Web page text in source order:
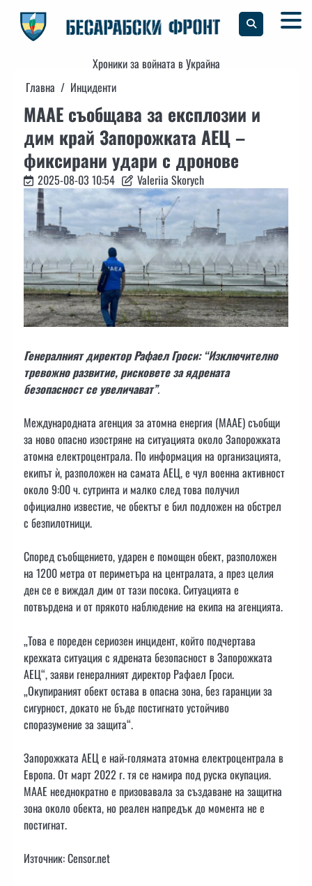
content
Хроники за войната в Украйна
Главна
Инциденти
МААЕ съобщава за експлозии и
дим край Запорожката АЕЦ –
фиксирани удари с дронове
2025-08-03 10:54 Valeriia Skorych
Генералният директор Рафаел Гроси: “Изключително
тревожно развитие, рисковете за ядрената
безопасност се увеличават”.
Международната агенция за атомна енергия (МААЕ) съобщи
за ново опасно изостряне на ситуацията около Запорожката
атомна електроцентрала. По информация на организацията,
екипът ѝ, разположен на самата АЕЦ, е чул военна активност
около 9:00 ч. сутринта и малко след това получил
официално известие, че обектът е бил подложен на обстрел
с безпилотници.
Според съобщението, ударен е помощен обект, разположен
на 1200 метра от периметъра на централата, а през целия
ден се е виждал дим от тази посока. Ситуацията е
потвърдена и от прякото наблюдение на екипа на агенцията.
„Това е пореден сериозен инцидент, който подчертава
крехката ситуация с ядрената безопасност в Запорожката
АЕЦ“, заяви генералният директор Рафаел Гроси.
„Окупираният обект остава в опасна зона, без гаранции за
сигурност, докато не бъде постигнато устойчиво
споразумение за защита“.
Запорожката АЕЦ е най-голямата атомна електроцентрала в
Европа. От март 2022 г. тя се намира под руска окупация.
МААЕ нееднократно е призовавала за създаване на защитна
зона около обекта, но реален напредък до момента не е
постигнат.
Източник: Censor.net